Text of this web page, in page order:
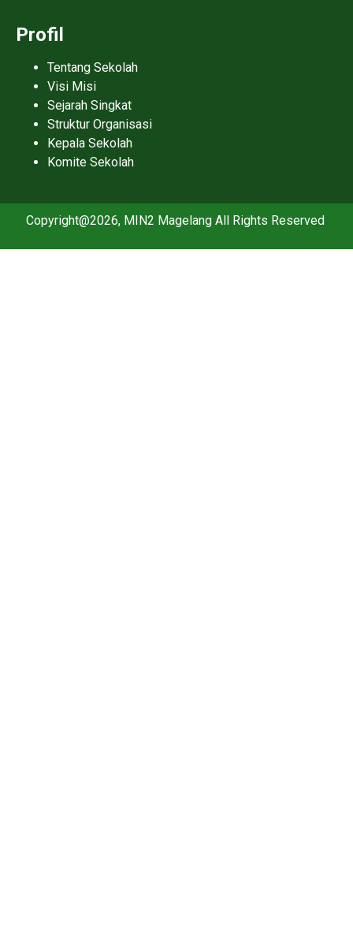
Profil
Tentang Sekolah
Visi Misi
Sejarah Singkat
Struktur Organisasi
Kepala Sekolah
Komite Sekolah
Copyright@2026, MIN2 Magelang All Rights Reserved